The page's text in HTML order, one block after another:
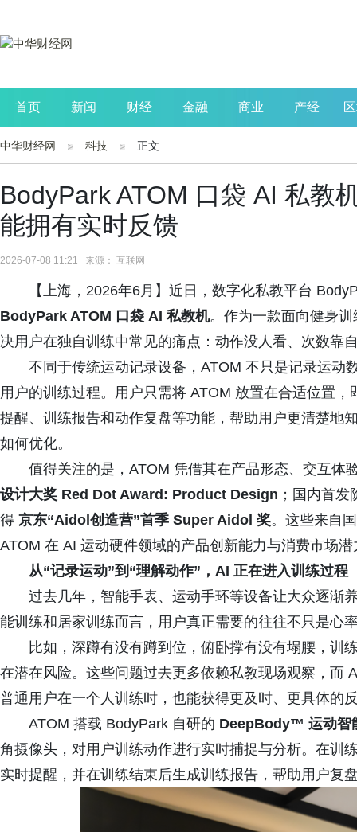
首页 新闻 财经 金融 商业 产经
公司 生活 读书
中华财经网 科技 正文
BodyPark ATOM 口袋 AI 私教
能拥有实时反馈
2026-07-08 11:21 来源： 互联网
【上海，2026年6月】近日，数字化私教平台
BodyPark ATOM 口袋 AI 私教机。作为一款面向健身
决用户在独自训练中常见的痛点：动作没人看、次数靠
不同于传统运动记录设备，ATOM 不只是记录运动
用户的训练过程。用户只需将 ATOM 放置在合适位置
提醒、训练报告和动作复盘等功能，帮助用户更清楚地
如何优化。
值得关注的是，ATOM 凭借其在产品形态、交互体
设计大奖 Red Dot Award: Product Design ；国内首
得 京东“Aidol创造营”首季 Super Aidol 奖。这些来自
ATOM 在 AI 运动硬件领域的产品创新能力与消费市场潜
从“记录运动”到“理解动作”，AI 正在进入训练过程
过去几年，智能手表、运动手环等设备让大众逐渐
能训练和居家训练而言，用户真正需要的往往不只是心
比如，深蹲有没有蹲到位，俯卧撑有没有塌腰，训
在潜在风险。这些问题过去更多依赖私教现场观察，而
普通用户在一个人训练时，也能获得更及时、更具体的
ATOM 搭载 BodyPark 自研的 DeepBody™ 运动智
角摄像头，对用户训练动作进行实时捕捉与分析。在训
实时提醒，并在训练结束后生成训练报告，帮助用户复